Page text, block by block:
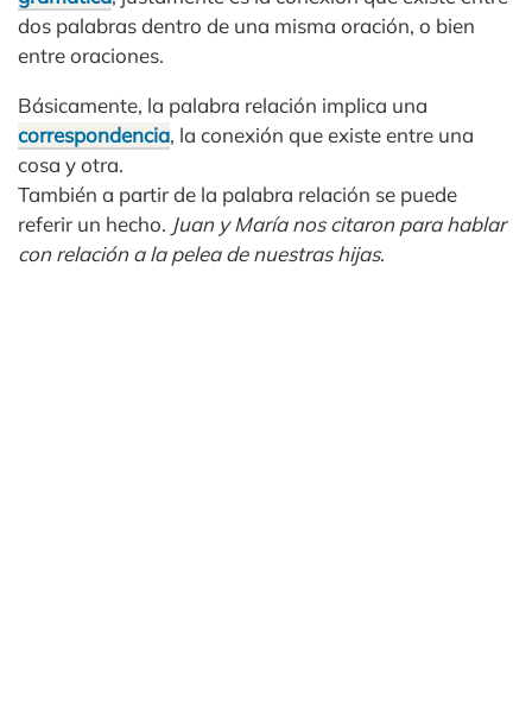
dos palabras dentro de una misma oración, o bien
entre oraciones.
Básicamente, la palabra relación implica una
correspondencia, la conexión que existe entre una
cosa y otra.
También a partir de la palabra relación se puede
referir un hecho. Juan y María nos citaron para hablar
con relación a la pelea de nuestras hijas.